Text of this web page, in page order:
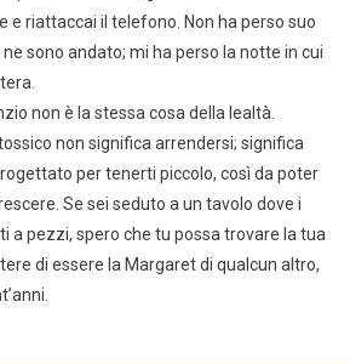
e riattaccai il telefono. Non ha perso suo
sono andato; mi ha perso la notte in cui
non è la stessa cosa della lealtà.
non significa arrendersi; significa
per tenerti piccolo, così da poter
Se sei seduto a un tavolo dove i
a pezzi, spero che tu possa trovare la tua
di essere la Margaret di qualcun altro,